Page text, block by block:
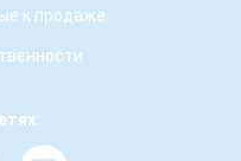
к продаже